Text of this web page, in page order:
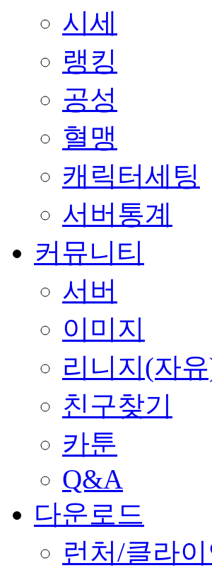
시세
랭킹
공성
혈맹
캐릭터세팅
서버통계
커뮤니티
서버
이미지
리니지(자
친구찾기
카툰
Q&A
다운로드
런처/클라